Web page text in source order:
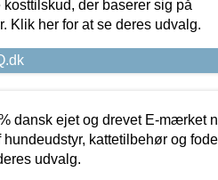
der baserer sig på
Klik her for at se deres udvalg.
dansk ejet og drevet E-mærket
kattetilbehør og
udvalg.